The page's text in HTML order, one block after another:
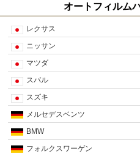
オートフィルム
レクサス
ニッサン
マツダ
スバル
スズキ
メルセデスベンツ
BMW
フォルクスワーゲン